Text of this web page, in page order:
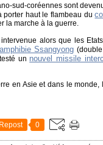
sud-coréennes sont
porter haut le flambeau du
la marche à la guerre.
alors que les
Ssangyong
un nouvel missile
en Asie et dans le
Repost 0